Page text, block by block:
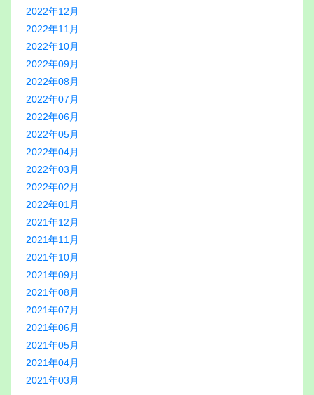
2022年12月
2022年11月
2022年10月
2022年09月
2022年08月
2022年07月
2022年06月
2022年05月
2022年04月
2022年03月
2022年02月
2022年01月
2021年12月
2021年11月
2021年10月
2021年09月
2021年08月
2021年07月
2021年06月
2021年05月
2021年04月
2021年03月